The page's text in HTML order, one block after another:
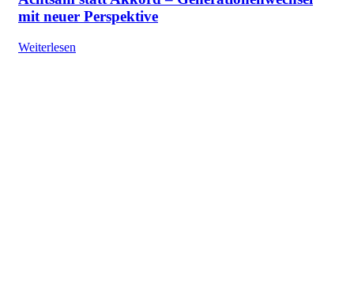
mit neuer Perspektive
Weiterlesen